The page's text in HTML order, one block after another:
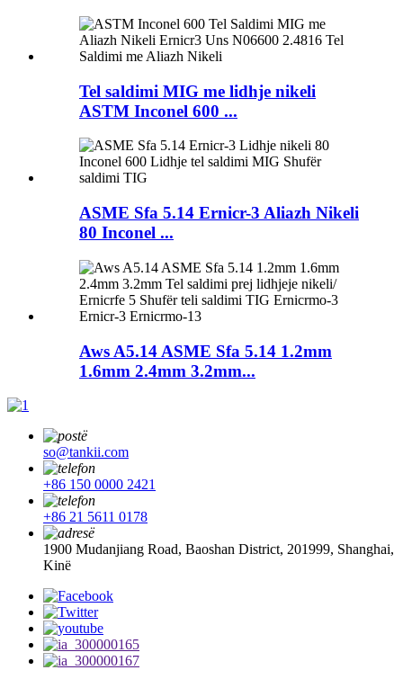
Tel saldimi MIG me lidhje nikeli
ASTM Inconel 600 ...
ASME Sfa 5.14 Ernicr-3 Aliazh Nikeli
80 Inconel ...
Aws A5.14 ASME Sfa 5.14 1.2mm
1.6mm 2.4mm 3.2mm...
so@tankii.com
+86 150 0000 2421
+86 21 5611 0178
1900 Mudanjiang Road, Baoshan District, 201999, Shanghai,
Kinë